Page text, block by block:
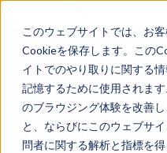
このウェブサイトでは、お
Cookieを保存します。この
イトでのやり取りに関する
記憶するために使用されま
のブラウジング体験を改善
と、ならびにこのウェブサ
問者に関する解析と指標を